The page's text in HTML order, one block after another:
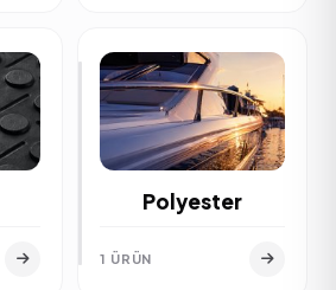
Polyester
1 ÜRÜN